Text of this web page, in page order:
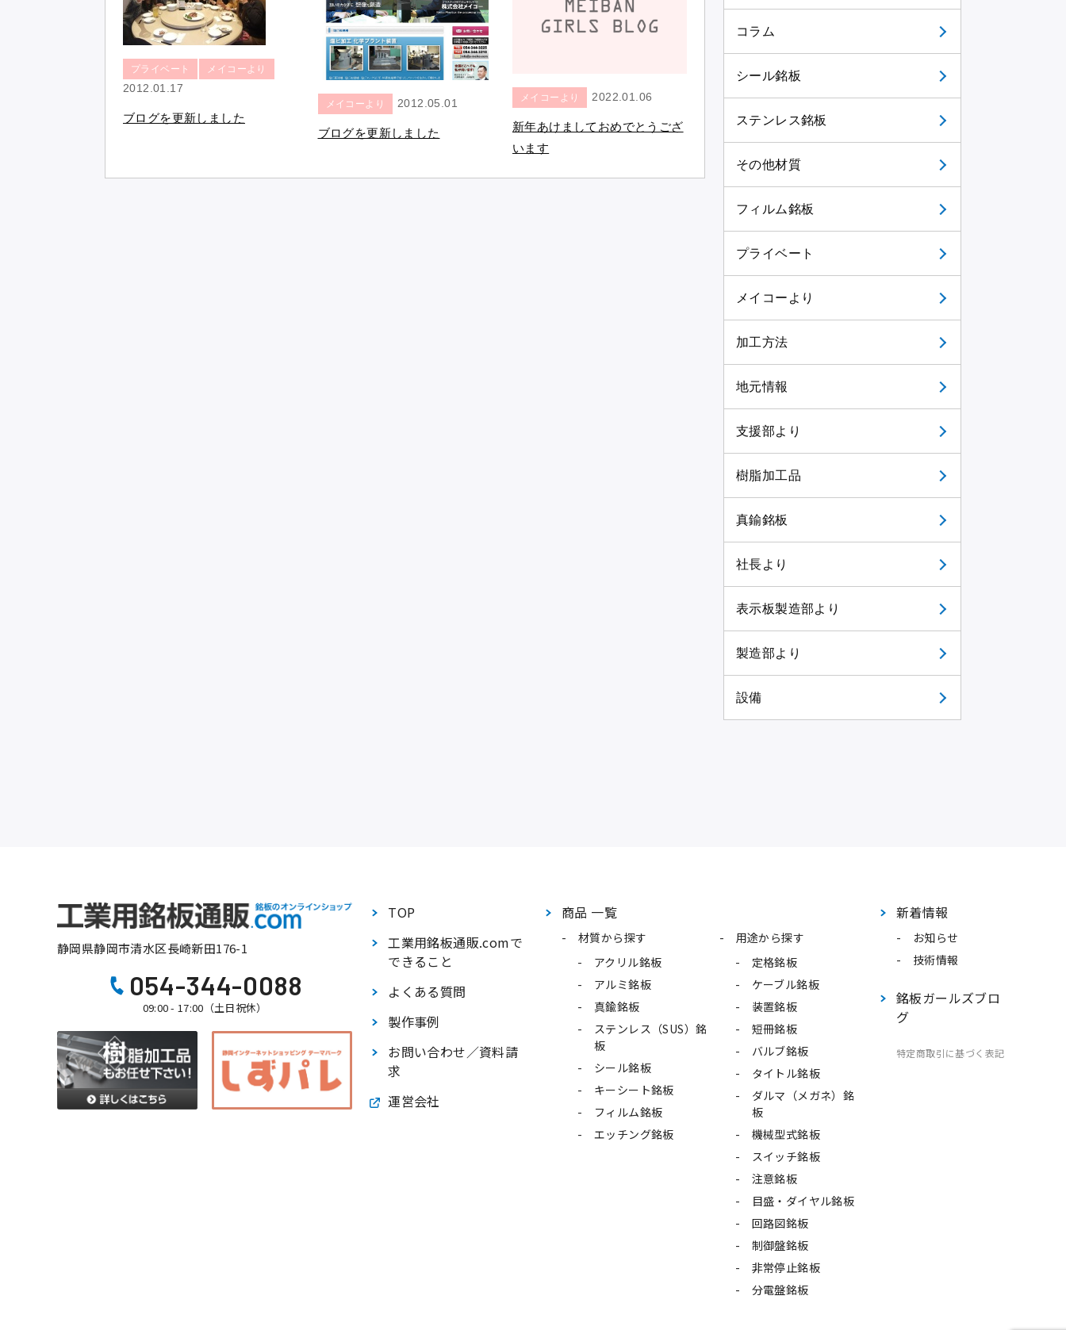
コラム
シール銘板
ステンレス銘板
その他材質
フィルム銘板
プライベート
メイコーより
加工方法
地元情報
支援部より
樹脂加工品
真鍮銘板
社長より
表示板製造部より
製造部より
設備
プライベート メイコーより
2012.01.17
ブログを更新しました
メイコーより 2012.05.01
ブログを更新しました
メイコーより 2022.01.06
新年あけましておめでとうござ
います
静岡県静岡市清水区長崎新田176-1
054-344-0088
09:00 - 17:00（土日祝休）
TOP
工業用銘板通販.comで
できること
よくある質問
製作事例
お問い合わせ／資料請
求
運営会社
商品 一覧
材質から探す
アクリル銘板
アルミ銘板
真鍮銘板
ステンレス（SUS）銘
板
シール銘板
キーシート銘板
フィルム銘板
エッチング銘板
用途から探す
定格銘板
ケーブル銘板
装置銘板
短冊銘板
バルブ銘板
タイトル銘板
ダルマ（メガネ）銘
板
機械型式銘板
スイッチ銘板
注意銘板
目盛・ダイヤル銘板
回路図銘板
制御盤銘板
非常停止銘板
分電盤銘板
新着情報
お知らせ
技術情報
銘板ガールズブロ
グ
特定商取引に基づく表記